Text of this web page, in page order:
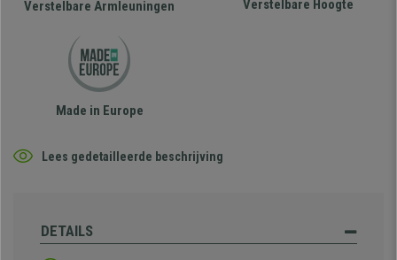
Verstelbare Armleuningen Verstelbare Hoogte
Made in Europe
Lees gedetailleerde beschrijving
DETAILS